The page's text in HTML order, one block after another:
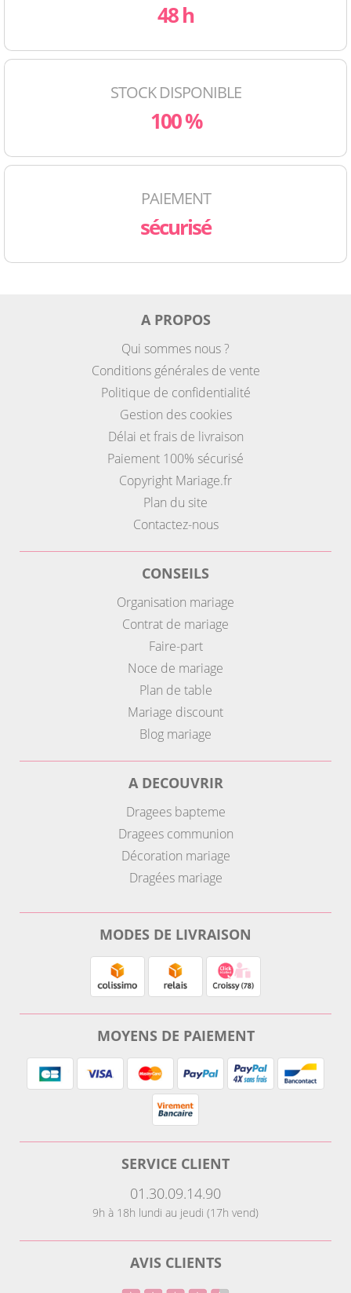
48 h
STOCK DISPONIBLE
100 %
PAIEMENT
sécurisé
A PROPOS
Qui sommes nous ?
Conditions générales de vente
Politique de confidentialité
Gestion des cookies
Délai et frais de livraison
Paiement 100% sécurisé
Copyright Mariage.fr
Plan du site
Contactez-nous
CONSEILS
Organisation mariage
Contrat de mariage
Faire-part
Noce de mariage
Plan de table
Mariage discount
Blog mariage
A DECOUVRIR
Dragees bapteme
Dragees communion
Décoration mariage
Dragées mariage
MODES DE LIVRAISON
MOYENS DE PAIEMENT
SERVICE CLIENT
01.30.09.14.90
9h à 18h lundi au jeudi (17h vend)
AVIS CLIENTS